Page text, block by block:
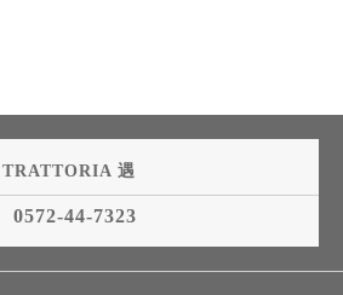
TRATTORIA 遇
0572-44-7323